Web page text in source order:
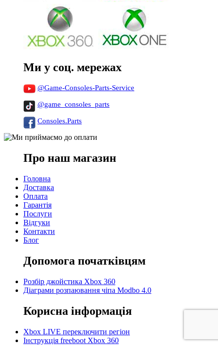
Ми у соц. мережах
@Game-Consoles-Parts-Service
@game_consoles_parts
Consoles.Parts
Про наш магазин
Головна
Доставка
Оплата
Гарантія
Послуги
Відгуки
Контакти
Блог
Допомога початківцям
Розбір джойстика Xbox 360
Діаграми розпаювання чіпа Modbo 4.0
Корисна інформація
Xbox LIVE переключити регіон
Інструкція freeboot Xbox 360